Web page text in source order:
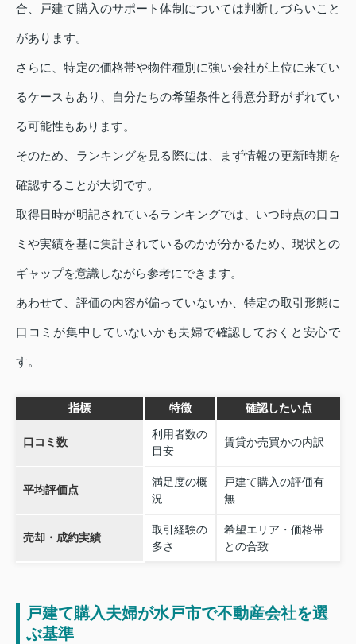
合、戸建て購入のサポート体制については判断しづらいこと
があります。
さらに、特定の価格帯や物件種別に強い会社が上位に来てい
るケースもあり、自分たちの希望条件と得意分野がずれてい
る可能性もあります。
そのため、ランキングを見る際には、まず情報の更新時期を
確認することが大切です。
取得日時が明記されているランキングでは、いつ時点の口コ
ミや実績を基に集計されているのかが分かるため、現状との
ギャップを意識しながら参考にできます。
あわせて、評価の内容が偏っていないか、特定の取引形態に
口コミが集中していないかも夫婦で確認しておくと安心で
す。
指標 特徴 確認したい点
口コミ数
利用者数の
目安
賃貸か売買かの内訳
平均評価点
満足度の概
況
戸建て購入の評価有
無
売却・成約実績
取引経験の
多さ
希望エリア・価格帯
との合致
戸建て購入夫婦が水戸市で不動産会社を選
ぶ基準